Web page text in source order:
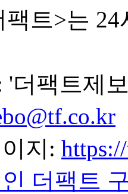
팩트>는
'더팩트제
지:
더팩트